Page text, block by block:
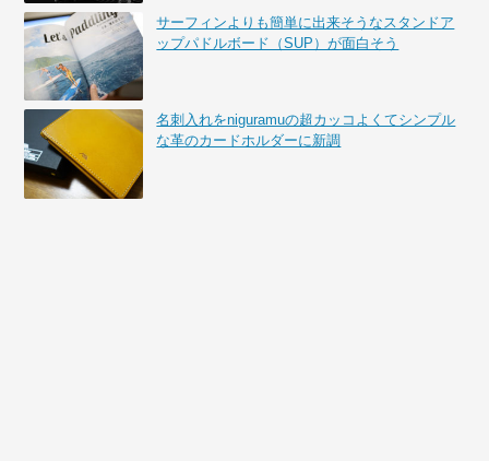
サーフィンよりも簡単に出来そうなスタンドア
ップパドルボード（SUP）が面白そう
名刺入れをniguramuの超カッコよくてシンプル
な革のカードホルダーに新調